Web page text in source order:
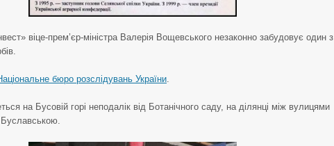
віце-прем’єр-міністра Валерія Вощевського незаконно забудовує один з
бюро розслідувань України.
на Бусовій горі неподалік від Ботанічного саду, на ділянці між вулицями